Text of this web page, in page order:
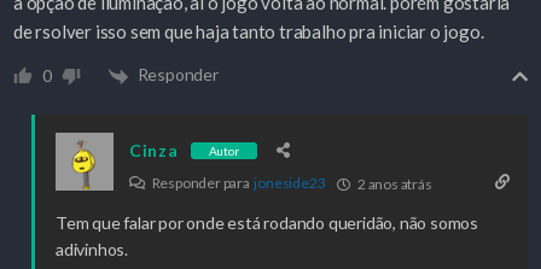
de rsolver isso sem que haja tanto trabalho pra iniciar o jogo.
0 Responder
Cinza Autor
Responder para joneside23 2 anos atrás
Tem que falar por onde está rodando queridão, não somos
adivinhos.